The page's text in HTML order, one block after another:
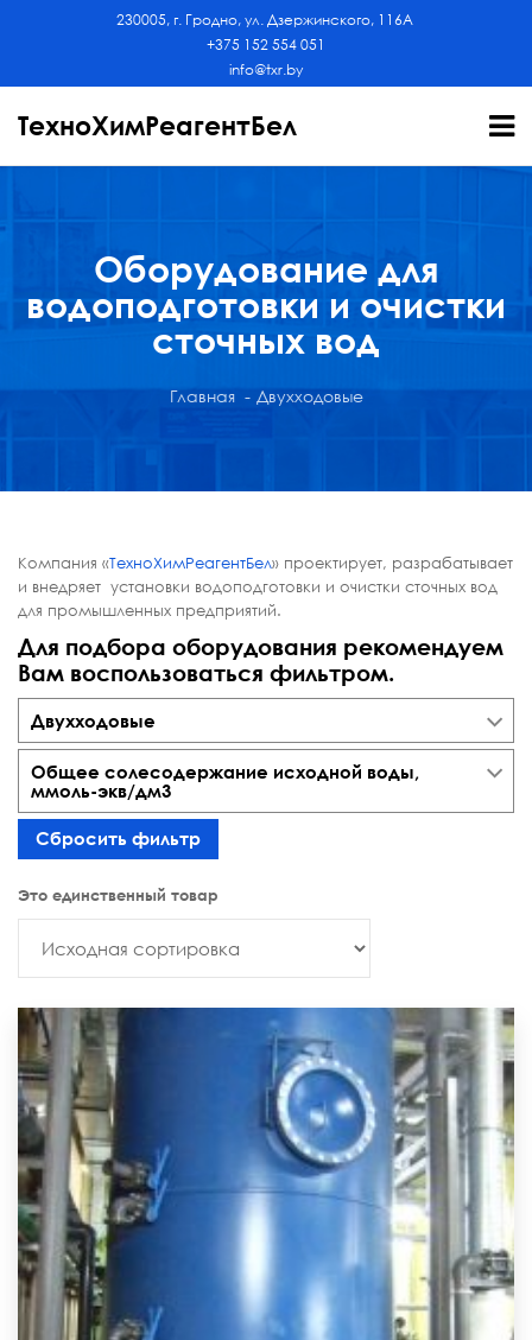
230005, г. Гродно, ул. Дзержинского, 116А
+375 152 554 051
info@txr.by
ТехноХимРеагентБел
Оборудование для
водоподготовки и очистки
сточных вод
Главная Двухходовые
Компания «ТехноХимРеагентБел» проектирует, разрабатывает
и внедряет установки водоподготовки и очистки сточных вод
для промышленных предприятий.
Для подбора оборудования рекомендуем
Вам воспользоваться фильтром.
Двухходовые
Общее солесодержание исходной воды,
ммоль-экв/дм3
Сбросить фильтр
Это единственный товар